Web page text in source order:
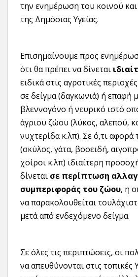
την ενημέρωση του κοινού
της Δημόσιας Υγείας.
Επισημαίνουμε προς
ότι θα πρέπει να δίνεται
ειδικά στις αγροτικές
σε δείγμα (δαγκωνιά) ή επαφή
βλεννογόνο ή νευρικό ιστό
άγριου ζώου (λύκος, αλεπού,
νυχτερίδα κ.λπ). Σε ό,τι αφορά
(σκύλος, γάτα, βοοειδή,
χοίροι κ.λπ) ιδιαίτερη
δίνεται σε περίπτωση
συμπεριφοράς του ζώου, η
να παρακολουθείται
μετά από ενδεχόμενο δείγμα.
Σε όλες τις περιπτώσεις, οι
να απευθύνονται στις τοπικές